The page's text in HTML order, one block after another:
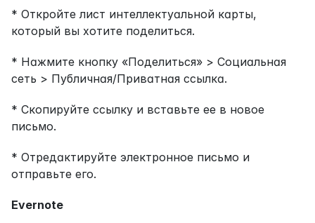
* Откройте лист интеллектуальной карты,
который вы хотите поделиться.
* Нажмите кнопку «Поделиться» > Социальная
сеть > Публичная/Приватная ссылка.
* Скопируйте ссылку и вставьте ее в новое
письмо.
* Отредактируйте электронное письмо и
отправьте его.
Evernote